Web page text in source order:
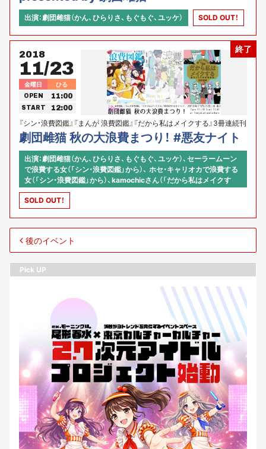
出演：劇団雌猫（かん、ひらりさ、もぐもぐ、ユッケ） SOLD OUT！
終了
2018
11/23
金曜日 ひる
OPEN 11:00
START 12:00
『シン・浪費図鑑』『まんが 浪費図鑑』『だから私はメイクする』3冊連続刊
行記念イベント
劇団雌猫 秋の大浪費まつり！ #悪友ナイト
出演：劇団雌猫（かん、ひらりさ、もぐもぐ、ユッケ）、セーラームーン
で浪費する女（「シン・浪費図鑑」から）、 ホセ・キャリオカで浪費する
女（「シン・浪費図鑑」から）、kamochicさん（「だから私はメイクす
る」イラスト担当）
SOLD OUT！
後のイベント
Pick UP